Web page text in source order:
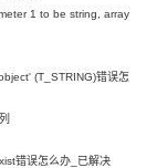
1 to be string, array
(T_STRING)错误怎
错误怎么办_已解决